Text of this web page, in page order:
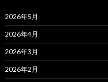
2026年5月
2026年4月
2026年3月
2026年2月